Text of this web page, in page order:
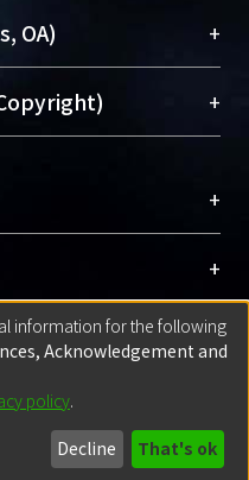
promote researcher
Library integrates the
with “Academic
OA) +
資訊取用性的社會運
將研究著作公開供使
發展、提升研究影響
解OA）
+
所有，或由第三方贊
權所有者及第三方同
submission is your
have the right to
檔，可使用
確認出版單位之版權
+
+
心帳號登入
(With ORCID)
+
，以ID匯入
mode Submission)
maintained and optimized
information for the following
Acknowledgement and
policy.
Decline That's ok